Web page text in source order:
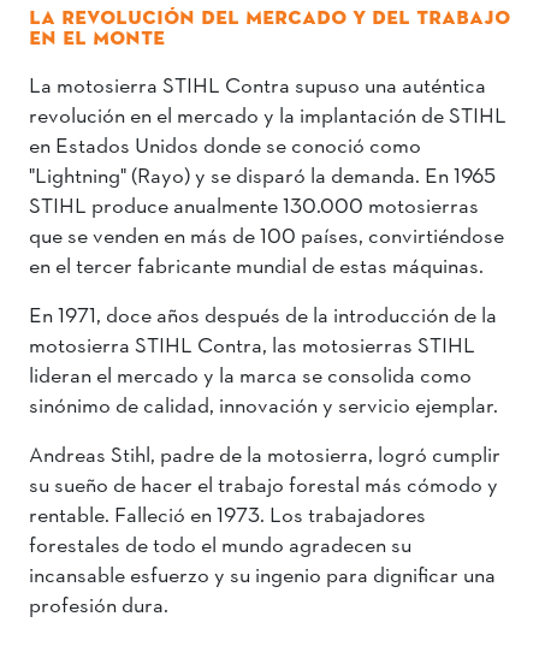
LA REVOLUCIÓN DEL MERCADO Y DEL TRABAJO
EN EL MONTE
La motosierra STIHL Contra supuso una auténtica
revolución en el mercado y la implantación de STIHL
en Estados Unidos donde se conoció como
"Lightning" (Rayo) y se disparó la demanda. En 1965
STIHL produce anualmente 130.000 motosierras
que se venden en más de 100 países, convirtiéndose
en el tercer fabricante mundial de estas máquinas.
En 1971, doce años después de la introducción de la
motosierra STIHL Contra, las motosierras STIHL
lideran el mercado y la marca se consolida como
sinónimo de calidad, innovación y servicio ejemplar.
Andreas Stihl, padre de la motosierra, logró cumplir
su sueño de hacer el trabajo forestal más cómodo y
rentable. Falleció en 1973. Los trabajadores
forestales de todo el mundo agradecen su
incansable esfuerzo y su ingenio para dignificar una
profesión dura.